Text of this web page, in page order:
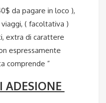
da pagare in loco ),
( facoltativa )
extra di carattere
espressamente
comprende ”
ADESIONE